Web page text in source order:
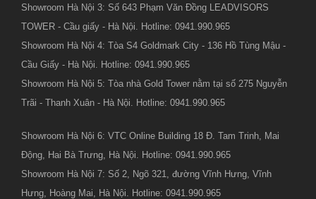
Showroom Hà Nội 3: Số 643 Phạm Văn Đồng LEADVISORS
TOWER - Cầu giấy - Hà Nội. Hotline: 0941.990.965
Showroom Hà Nội 4: Tòa S4 Goldmark City - 136 Hồ Tùng Mậu -
Cầu Giấy - Hà Nội. Hotline: 0941.990.965
Showroom Hà Nội 5: Tòa nhà Gold Tower nằm tại số 275 Nguyễn
Trãi - Thanh Xuân - Hà Nội. Hotline: 0941.990.965
Showroom Hà Nội 6: VTC Online Building 18 Đ. Tam Trinh, Mai
Động, Hai Bà Trưng, Hà Nội. Hotline: 0941.990.965
Showroom Hà Nội 7: Số 2, Ngõ 321, đường Vĩnh Hưng, Vĩnh
Hưng, Hoàng Mai, Hà Nội. Hotline: 0941.990.965